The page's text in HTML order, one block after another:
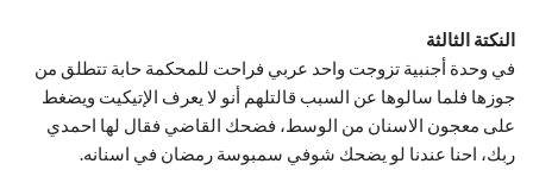
النكتة الثالثة
في وحدة أجنبية تزوجت واحد عربي فراحت للمحكمة حابة تتطلق من
جوزها فلما سالوها عن السبب قالتلهم أنو لا يعرف الإتيكيت ويضغط
على معجون الاسنان من الوسط، فضحك القاضي فقال لها احمدي
ربك، احنا عندنا لو يضحك شوفي سمبوسة رمضان في اسنانه.